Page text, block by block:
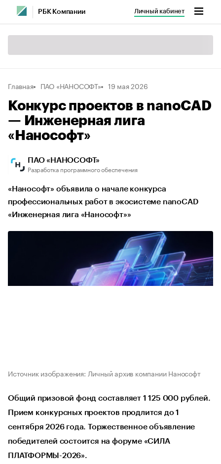
РБК Компании Личный кабинет
Главная ПАО «НАНОСОФТ» 19 мая 2026
Конкурс проектов в nanoCAD
— Инженерная лига
«Нанософт»
ПАО «НАНОСОФТ»
Разработка программного обеспечения
«Нанософт» объявила о начале конкурса
профессиональных работ в экосистеме nanoCAD
«Инженерная лига «Нанософт»»
Источник изображения: Личный архив компании Нанософт
Общий призовой фонд составляет 1 125 000 рублей.
Прием конкурсных проектов продлится до 1
сентября 2026 года. Торжественное объявление
победителей состоится на форуме «СИЛА
ПЛАТФОРМЫ-2026».